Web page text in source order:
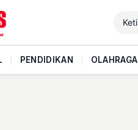
PENDIDIKAN OLAHRAGA